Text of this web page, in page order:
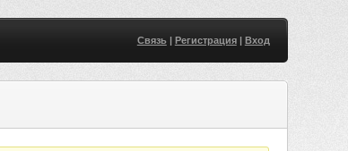
Связь| Регистрация| Вход